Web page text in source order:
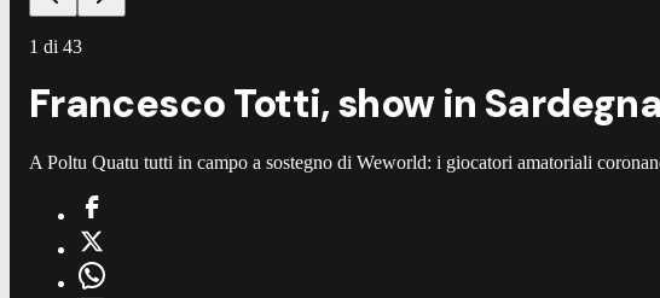
1 di 43
Francesco Totti, show in
A Poltu Quatu tutti in campo a sostegno di Weworld: i giocatori amatoriali